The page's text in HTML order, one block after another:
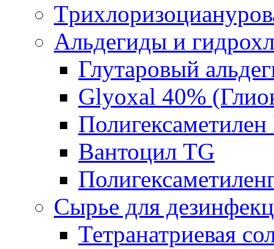
Альдегиды и
Глутаровый
Glyoxal 40%
Вантоцил TG
Сырье для
Тетранатриевая